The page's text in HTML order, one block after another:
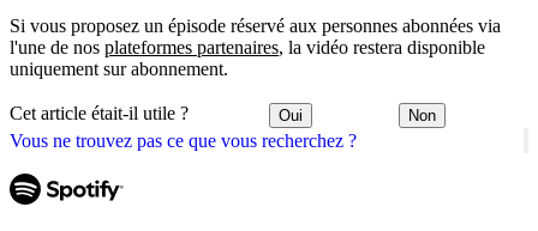
Vous ne trouvez pas ce que vous recherchez ?
Si vous proposez un épisode réservé aux personnes abonnées via
l'une de nos plateformes partenaires, la vidéo restera disponible
uniquement sur abonnement.
Cet article était-il utile ? Oui Non